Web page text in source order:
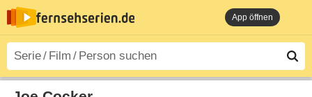
App öffnen